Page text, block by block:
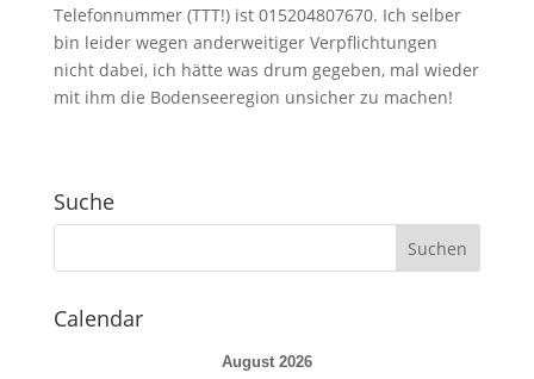
Telefonnummer (TTT!) ist 015204807670. Ich selber
bin leider wegen anderweitiger Verpflichtungen
nicht dabei, ich hätte was drum gegeben, mal wieder
mit ihm die Bodenseeregion unsicher zu machen!
Suche
Calendar
August 2026